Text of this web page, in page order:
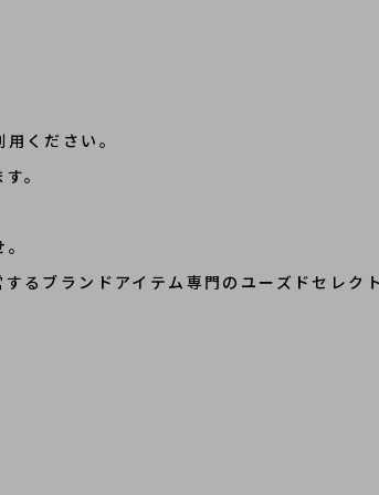
ください。
。
るブランドアイテム専門のユーズドセレク